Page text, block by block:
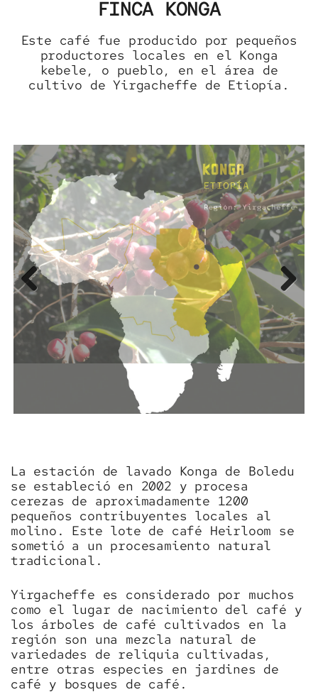
FINCA KONGA
Este café fue producido por pequeños
productores locales en el Konga
kebele, o pueblo, en el área de
cultivo de Yirgacheffe de Etiopía.
Previous Next
La estación de lavado Konga de Boledu
se estableció en 2002 y procesa
cerezas de aproximadamente 1200
pequeños contribuyentes locales al
molino. Este lote de café Heirloom se
sometió a un procesamiento natural
tradicional.
Yirgacheffe es considerado por muchos
como el lugar de nacimiento del café y
los árboles de café cultivados en la
región son una mezcla natural de
variedades de reliquia cultivadas,
entre otras especies en jardines de
café y bosques de café.